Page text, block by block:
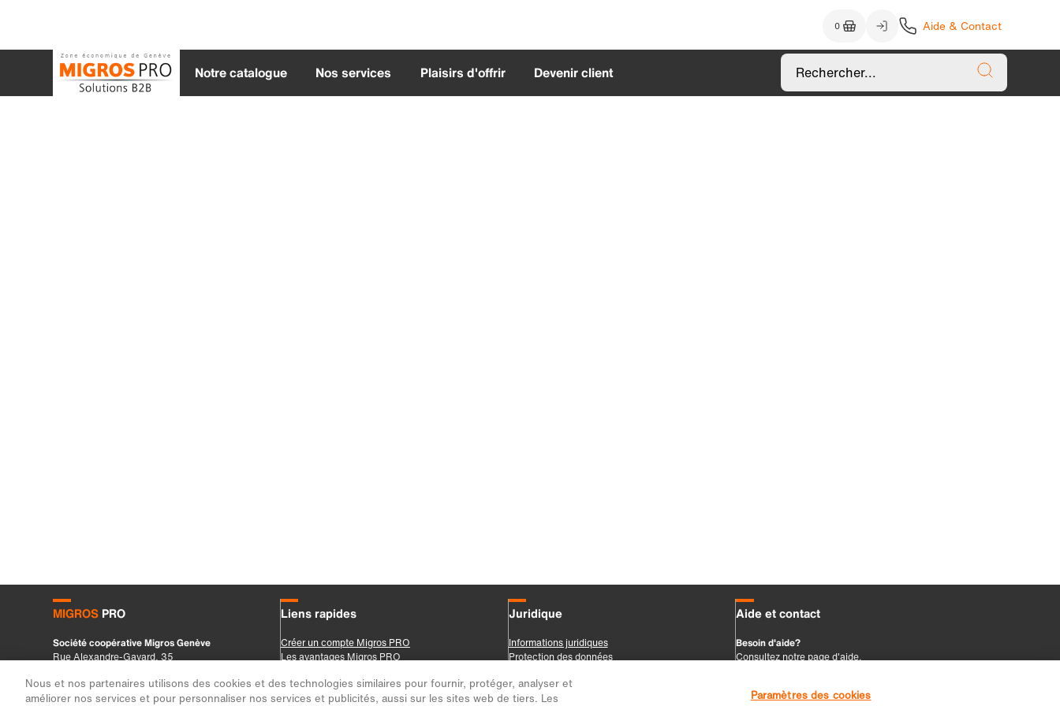
Nous et nos partenaires utilisons des cookies et des technologies similaires pour fournir, protéger, analyser et
améliorer nos services et pour personnaliser nos services et publicités, aussi sur les sites web de tiers. Les
Paramètres des cookies